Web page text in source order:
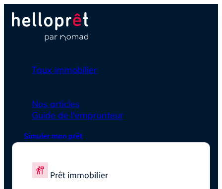
Taux immobilier
Nos articles
Guide de l'emprunteur
Simuler mon prêt
Prêt immobilier